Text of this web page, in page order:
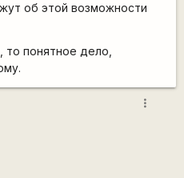
об этой возможности
то понятное дело,
more_vert